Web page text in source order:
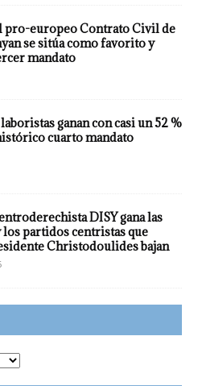
pro-europeo Contrato Civil de
se sitúa como favorito y
mandato
ganan con casi un 52 %
cuarto mandato
DISY gana las
partidos centristas que
Christodoulides bajan